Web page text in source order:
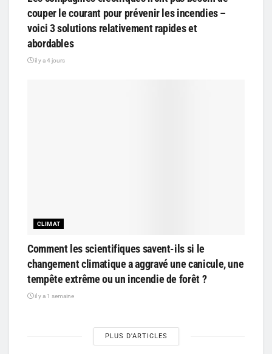
couper le courant pour prévenir les incendies –
voici 3 solutions relativement rapides et
abordables
il y a 4 jours
CLIMAT
Comment les scientifiques savent-ils si le
changement climatique a aggravé une canicule, une
tempête extrême ou un incendie de forêt ?
il y a 1 semaine
PLUS D'ARTICLES